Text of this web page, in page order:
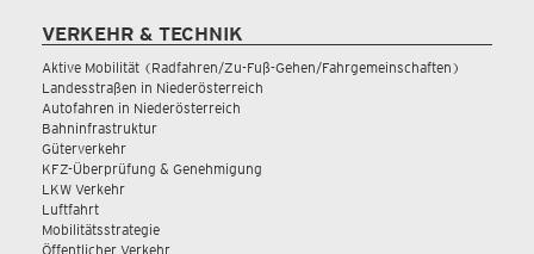
VERKEHR & TECHNIK
Aktive Mobilität (Radfahren/Zu-Fuß-Gehen/Fahrgemeinschaften)
Landesstraßen in Niederösterreich
Autofahren in Niederösterreich
Bahninfrastruktur
Güterverkehr
KFZ-Überprüfung & Genehmigung
LKW Verkehr
Luftfahrt
Mobilitätsstrategie
Öffentlicher Verkehr